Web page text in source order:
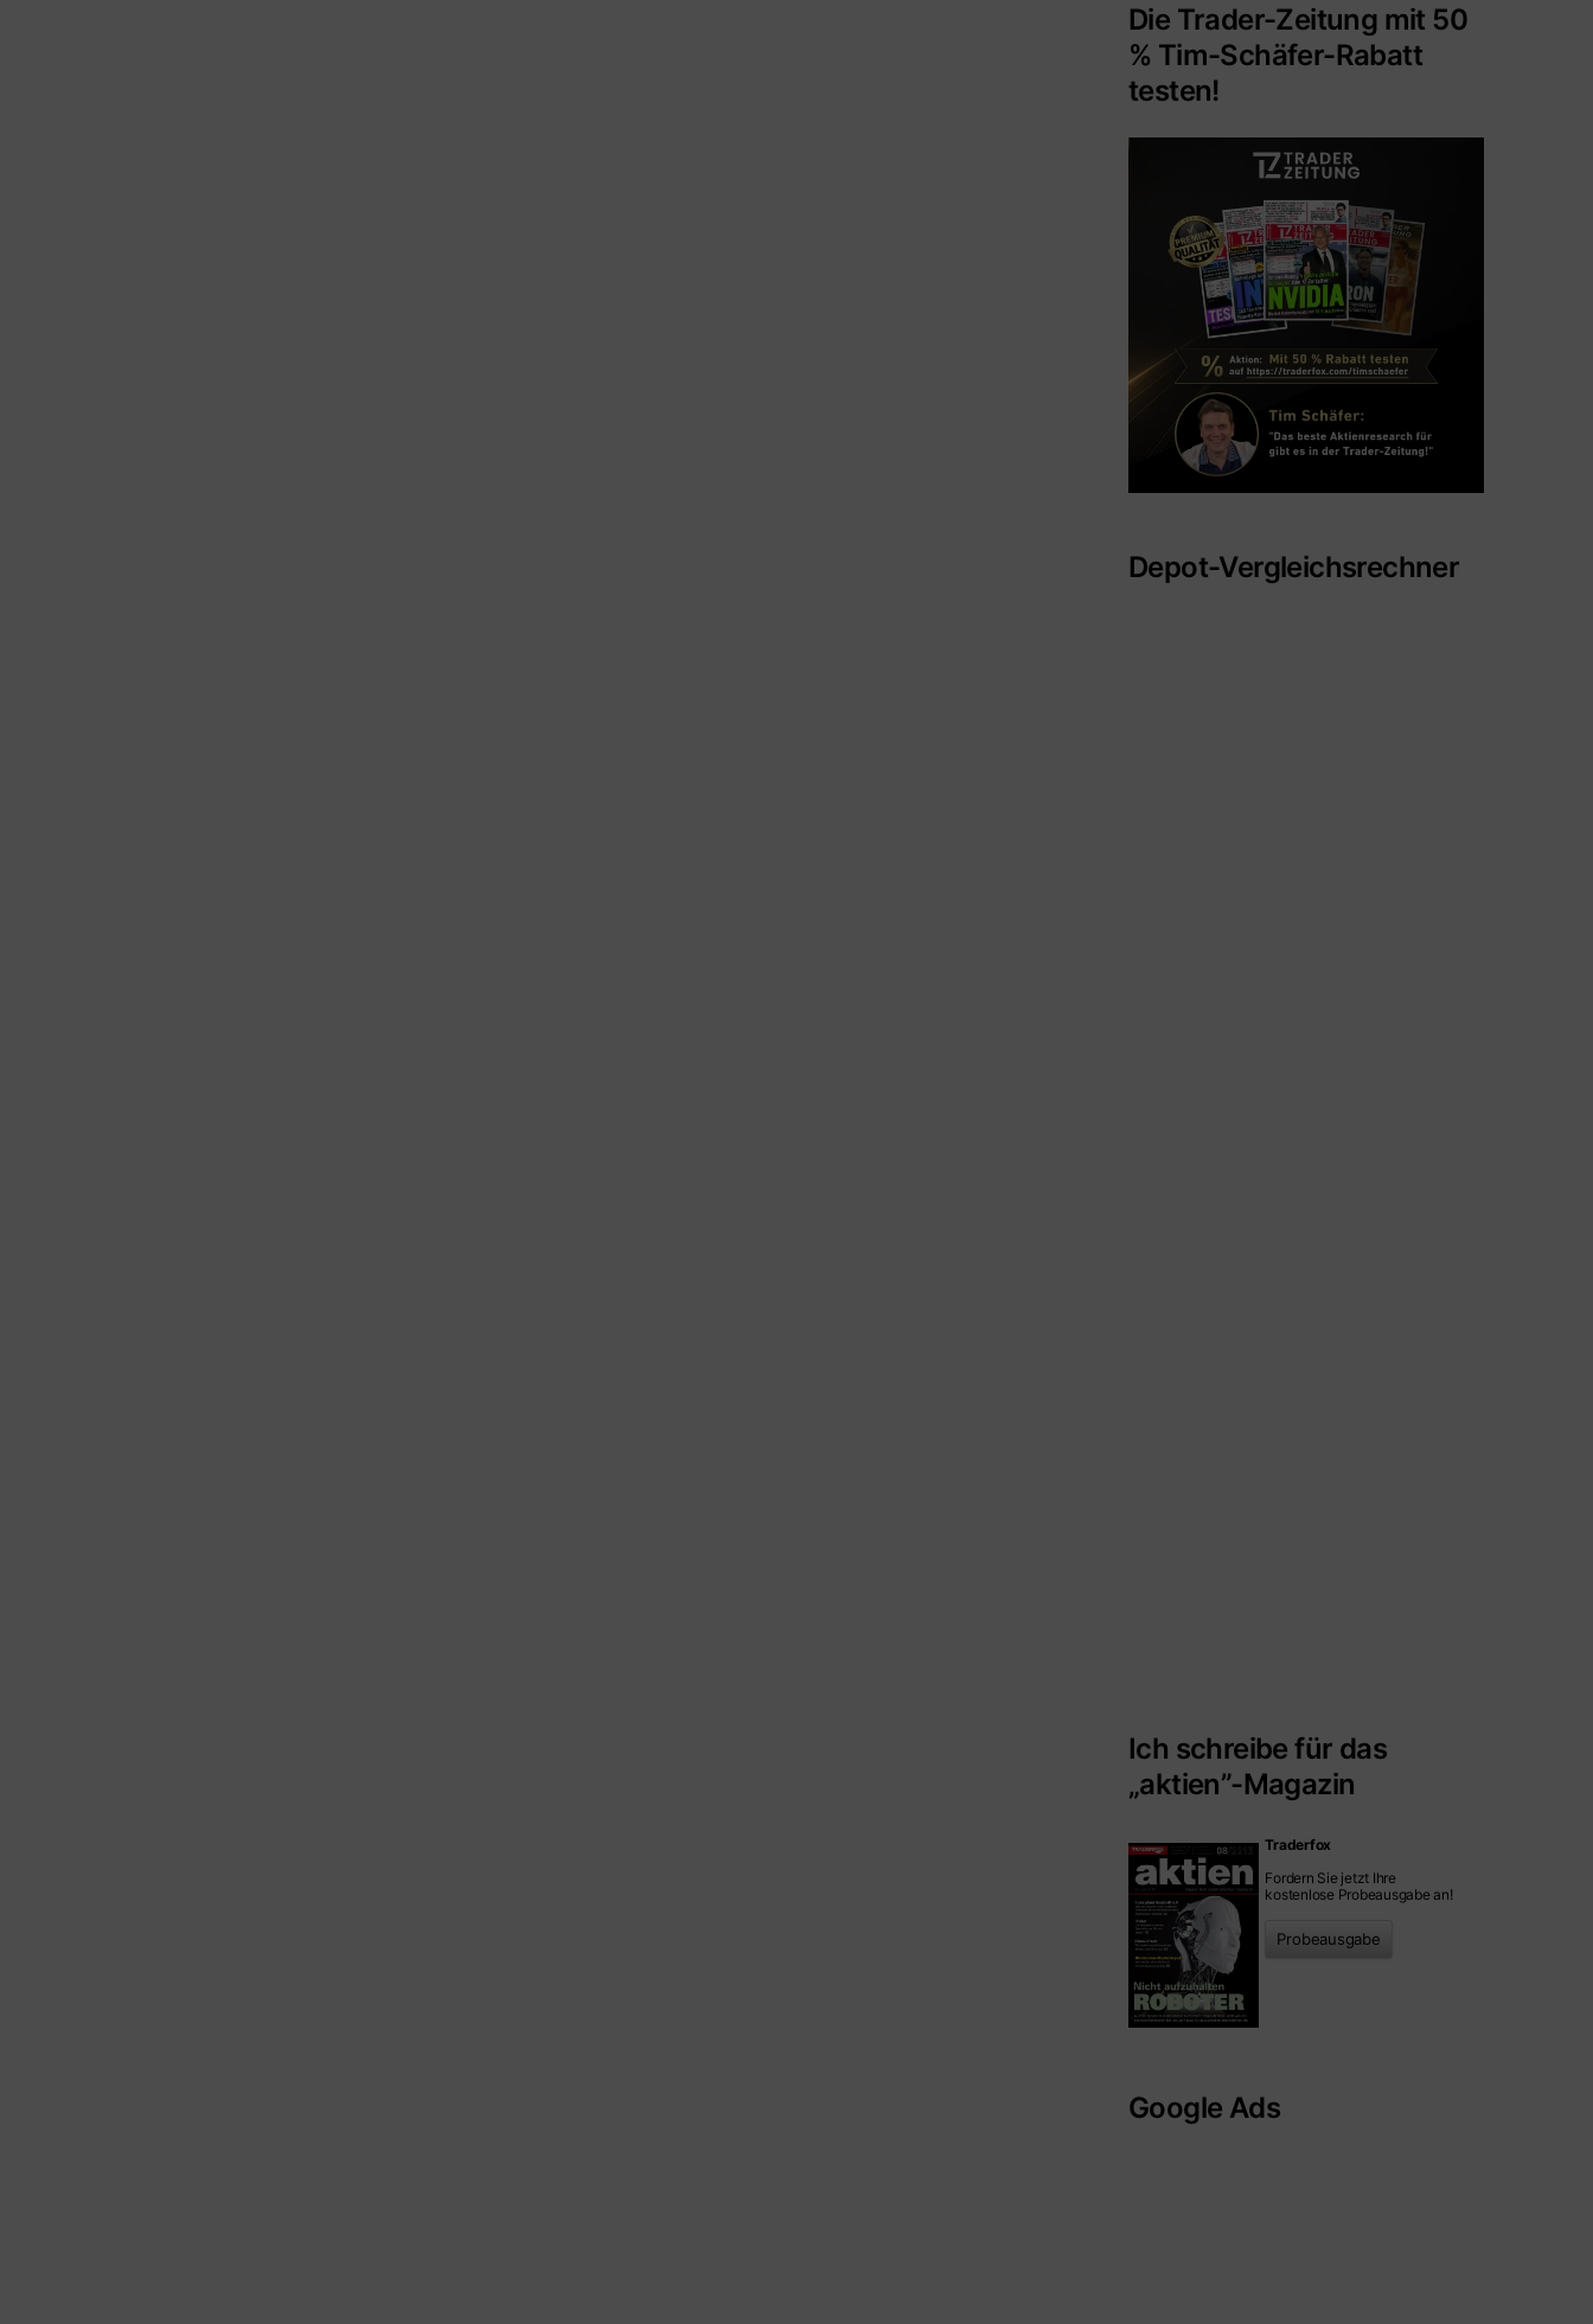
Die Trader-Zeitung mit 50
% Tim-Schäfer-Rabatt
testen!
Depot-Vergleichsrechner
Ich schreibe für das
„aktien”-Magazin
Traderfox
Fordern Sie jetzt Ihre
kostenlose Probeausgabe an!
Probeausgabe
Google Ads